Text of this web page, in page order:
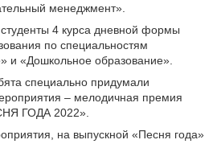
менеджмент».
4 курса дневной формы
по специальностям
и «Дошкольное образование».
специально придумали
– мелодичная премия
ГОДА 2022».
на выпускной «Песня года»